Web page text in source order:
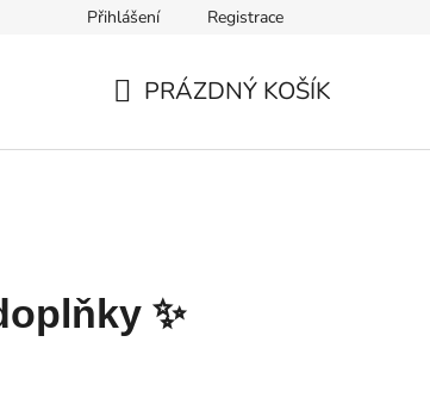
Dopravné a platba Shoptet Pay
Přihlášení Registrace
PRÁZDNÝ KOŠÍK
✨